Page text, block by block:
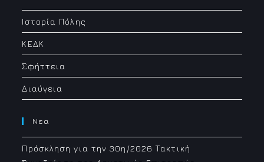
Ιστορία Πόλης
ΚΕΔΚ
Σφήττεια
Διαύγεια
Νεα
Πρόσκληση για την 30η/2026 Τακτική